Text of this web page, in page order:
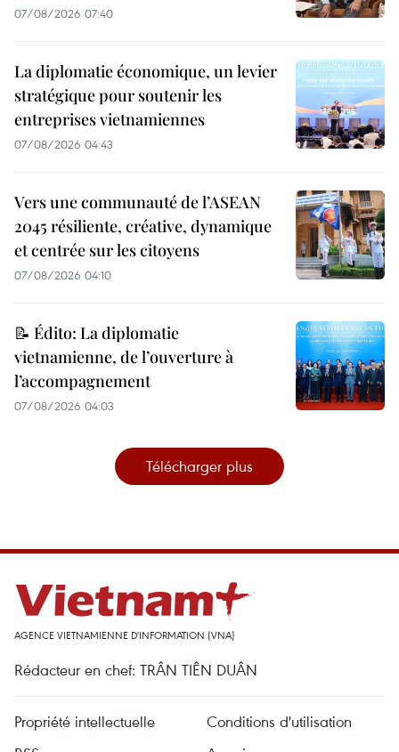
07/08/2026 07:40
La diplomatie économique, un levier
stratégique pour soutenir les
entreprises vietnamiennes
07/08/2026 04:43
Vers une communauté de l’ASEAN
2045 résiliente, créative, dynamique
et centrée sur les citoyens
07/08/2026 04:10
📝 Édito: La diplomatie
vietnamienne, de l’ouverture à
l’accompagnement
07/08/2026 04:03
Télécharger plus
AGENCE VIETNAMIENNE D'INFORMATION (VNA)
Rédacteur en chef: TRÂN TIÊN DUÂN
Propriété intellectuelle
Conditions d'utilisation